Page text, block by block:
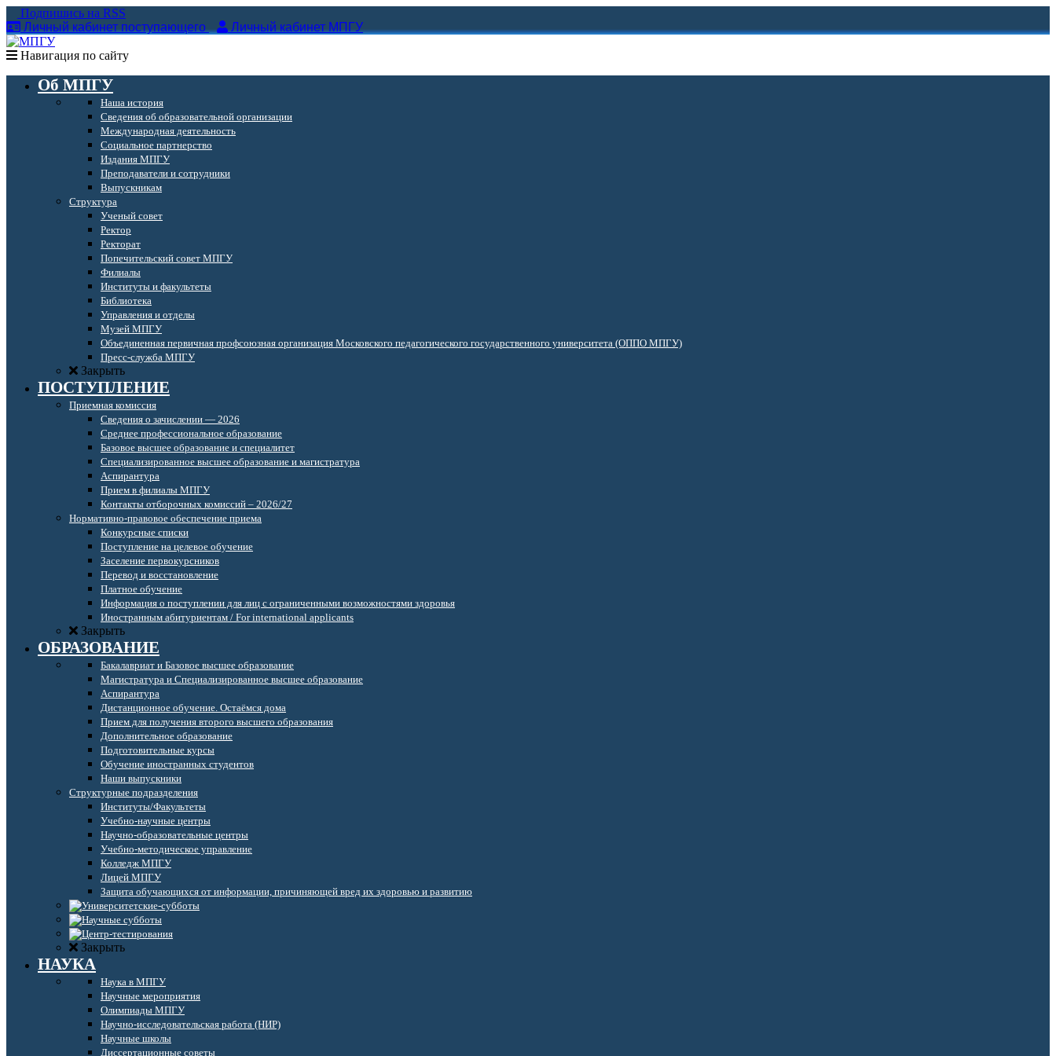
Подпишись на RSS
Личный кабинет поступающего
Личный кабинет МПГУ
Навигация по сайту
Об МПГУ
Наша история
Сведения об образовательной организации
Международная деятельность
Социальное партнерство
Издания МПГУ
Преподаватели и сотрудники
Выпускникам
Структура
Ученый совет
Ректор
Ректорат
Попечительский совет МПГУ
Филиалы
Институты и факультеты
Библиотека
Управления и отделы
Музей МПГУ
Объединенная первичная профсоюзная организация Московского педагогического государственного университета (ОППО МПГУ)
Пресс-служба МПГУ
Закрыть
ПОСТУПЛЕНИЕ
Приемная комиссия
Сведения о зачислении — 2026
Среднее профессиональное образование
Базовое высшее образование и специалитет
Специализированное высшее образование и магистратура
Аспирантура
Прием в филиалы МПГУ
Контакты отборочных комиссий – 2026/27
Нормативно-правовое обеспечение приема
Конкурсные списки
Поступление на целевое обучение
Заселение первокурсников
Перевод и восстановление
Платное обучение
Информация о поступлении для лиц с ограниченными возможностями здоровья
Иностранным абитуриентам / For international applicants
Закрыть
ОБРАЗОВАНИЕ
Бакалавриат и Базовое высшее образование
Магистратура и Специализированное высшее образование
Аспирантура
Дистанционное обучение. Остаёмся дома
Прием для получения второго высшего образования
Дополнительное образование
Подготовительные курсы
Обучение иностранных студентов
Наши выпускники
Структурные подразделения
Институты/Факультеты
Учебно-научные центры
Научно-образовательные центры
Учебно-методическое управление
Колледж МПГУ
Лицей МПГУ
Защита обучающихся от информации, причиняющей вред их здоровью и развитию
Закрыть
НАУКА
Наука в МПГУ
Научные мероприятия
Олимпиады МПГУ
Научно-исследовательская работа (НИР)
Научные школы
Диссертационные советы